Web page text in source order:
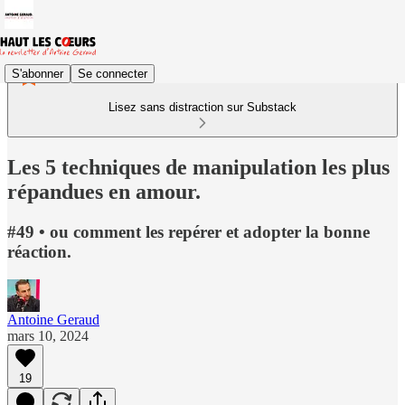
S'abonner Se connecter
Lisez sans distraction sur Substack
Les 5 techniques de manipulation les plus
répandues en amour.
#49 • ou comment les repérer et adopter la bonne
réaction.
Antoine Geraud
mars 10, 2024
19